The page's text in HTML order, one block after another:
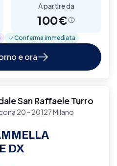
A partire da
100€
Conferma immediata
e ora
San Raffaele Turro
20 - 20127 Milano
DX